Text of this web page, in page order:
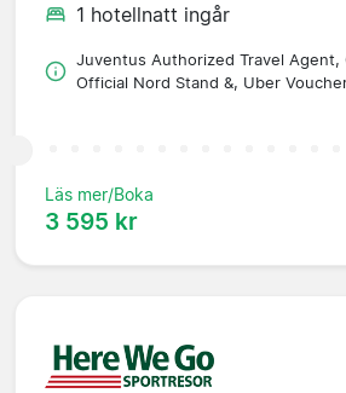
1 hotellnatt ingår
Juventus Authorized Travel Agent,
Official Nord Stand &, Uber
Läs mer/Boka
3 595 kr